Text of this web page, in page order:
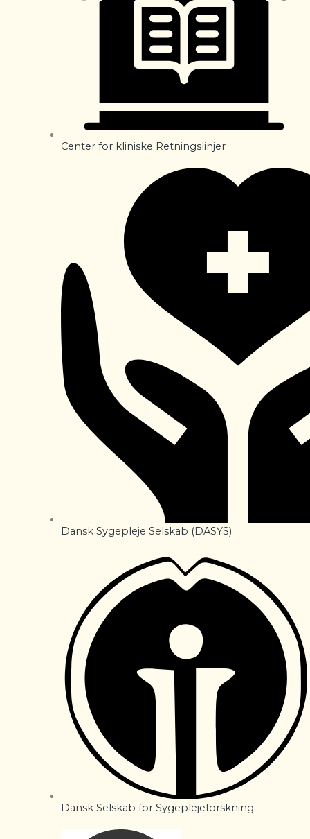
Center for kliniske Retningslinjer
Dansk Sygepleje Selskab (DASYS)
Dansk Selskab for Sygeplejeforskning